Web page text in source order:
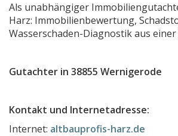
Schnelle-Gutachten Kfz.
Baubiologie Burkhardt
Als unabhängiger
Harz: Immobilienbewertung,
Wasserschaden-Diagnostik aus einer
Gutachter in 38855 Wernigerode
Kontakt und Internetadresse:
Internet: altbauprofis-harz.de